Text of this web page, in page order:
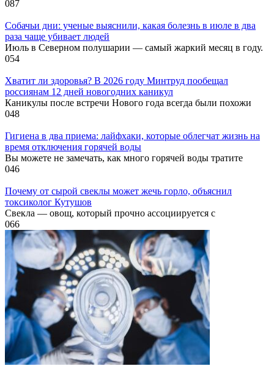
087
Собачьи дни: ученые выяснили, какая болезнь в июле в два
раза чаще убивает людей
Июль в Северном полушарии — самый жаркий месяц в году.
054
Хватит ли здоровья? В 2026 году Минтруд пообещал
россиянам 12 дней новогодних каникул
Каникулы после встречи Нового года всегда были похожи
048
Гигиена в два приема: лайфхаки, которые облегчат жизнь на
время отключения горячей воды
Вы можете не замечать, как много горячей воды тратите
046
Почему от сырой свеклы может жечь горло, объяснил
токсиколог Кутушов
Свекла — овощ, который прочно ассоциируется с
066